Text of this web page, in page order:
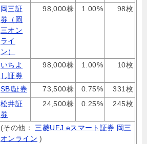
岡三証
券（岡
三オン
ライ
ン）
98,000株 1.00% 98枚
いちよ
し証券
98,000株 1.00% 10枚
SBI証券 73,500株 0.75%
331枚
松井証
券
24,500株 0.25% 245枚
(その他： 三菱UFJ eスマート証券 岡三
オンライン )